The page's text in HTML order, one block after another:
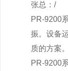
张总：/
PR-9200
振。设备
质的方案
PR-9200